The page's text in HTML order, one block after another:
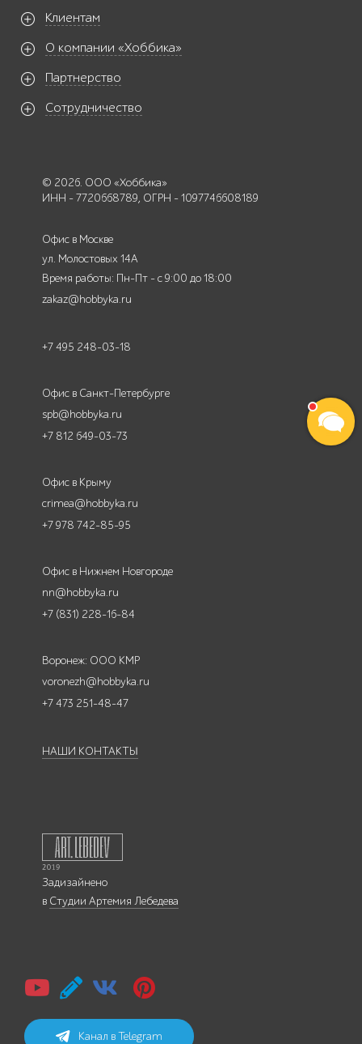
Клиентам
О компании «Хоббика»
Партнерство
Сотрудничество
© 2026. ООО «Хоббика»
ИНН - 7720668789, ОГРН - 1097746608189
Офис в Москве
ул. Молостовых 14А
Время работы: Пн-Пт - с 9:00 до 18:00
zakaz@hobbyka.ru
+7 495 248-03-18
Офис в Санкт-Петербурге
spb@hobbyka.ru
+7 812 649-03-73
Офис в Крыму
crimea@hobbyka.ru
+7 978 742-85-95
Офис в Нижнем Новгороде
nn@hobbyka.ru
+7 (831) 228-16-84
Воронеж: ООО КМР
voronezh@hobbyka.ru
+7 473 251-48-47
НАШИ КОНТАКТЫ
Задизайнено
в Студии Артемия Лебедева
Канал в Telegram